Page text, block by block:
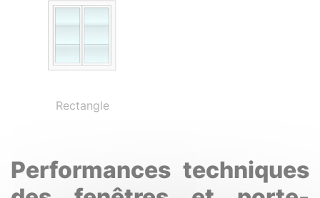
Rectangle
Performances techniques